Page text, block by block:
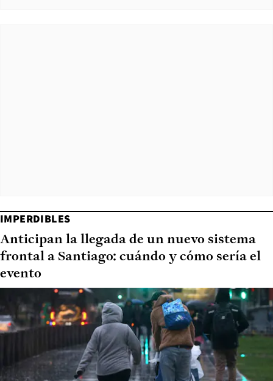
IMPERDIBLES
Anticipan la llegada de un nuevo sistema
frontal a Santiago: cuándo y cómo sería el
evento